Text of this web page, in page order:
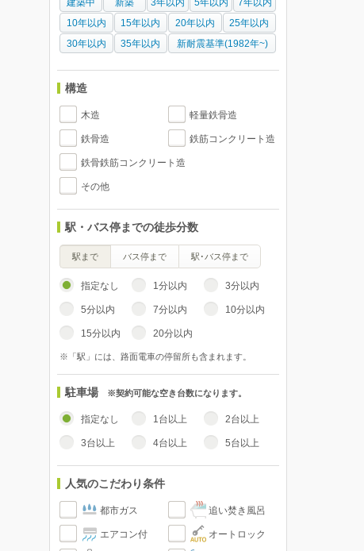
10年以内
15年以内 20年以内
25年以内
30年以内
35年以内 新耐震基準(1982年~)
構造
木造 軽量鉄骨造
鉄骨造 鉄筋コンクリート造
鉄骨鉄筋コンクリート造
その他
駅・バス停までの徒歩分数
駅まで バス停まで 駅･バス停まで
指定なし 1分以内 3分以内
5分以内 7分以内 10分以内
15分以内 20分以内
※「駅」には、路面電車の停留所も含まれます。
駐車場 ※契約可能な空き台数になります。
指定なし 1台以上 2台以上
3台以上 4台以上 5台以上
人気のこだわり条件
都市ガス 追い焚き風呂
エアコン付 オートロック